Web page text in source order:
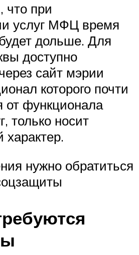
что при
услуг МФЦ время
дольше. Для
доступно
сайт мэрии
которого почти
от функционала
только носит
характер.
нужно обратиться